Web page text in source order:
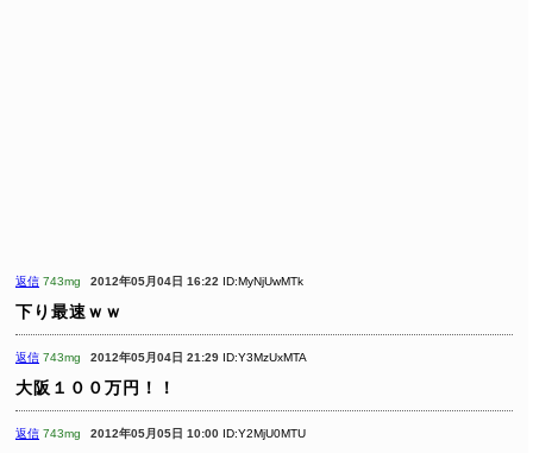
返信 743mg 2012年05月04日 16:22 ID:MyNjUwMTk
下り最速ｗｗ
返信 743mg 2012年05月04日 21:29 ID:Y3MzUxMTA
大阪１００万円！！
返信 743mg 2012年05月05日 10:00 ID:Y2MjU0MTU